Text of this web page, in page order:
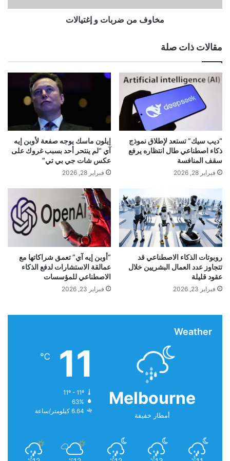
يعد Now Bar إحدى ميزات شريط الأدوات التي غالبًا ما
يتم إقرانها بميزات أخرى ميزات مدعومة بالذكاء
يتيح لك Now Bar إضافة قائمة بالتطبيقات كإشعارات
مباشرة؛ يمكنك الوصول إلى عناصر التحكم لتشغيل
الوسائط وأجهزة ضبط الوقت. يتضمن النتائج الرياضية
Samsung
الثالث أيضًا.
اصطناعي طال انتظاره يرفع سقف المنافسة
G
l
ا
ل
ر
ا
ل
و
ت
ب
ا
ل
ف
ع
ل
ر
و
إ
غ
ت
مخاوف من ضربات و إغتيالات
مقالات ذات صلة
“ديب سيك” تستعد لإطلاق نموذج
ذكاء اصطناعي طال انتظاره يرفع
سقف المنافسة
فبراير 28, 2026
إيلون ماسك يوجه صفعة لأوبن إيه
آي “لم ينتحر أحد بسبب غروك على
عكس شات جي بي تي”
فبراير 28, 2026
روبوتات الذكاء الاصطناعي قد
تتجاوز عدد العمال البشريين خلال
عقود قليلة
فبراير 23, 2026
“أوبن إيه آي” تعمق شراكاتها مع
عمالقة الاستشارات لدفع الذكاء
الاصطناعي للمؤسسات
فبراير 23, 2026
Weather
Melbourne
أمطار خفيفة
11
℃
11º - 11º
63%
6.64 كيلومتر/ساعة
℃
℃
℃
℃
℃